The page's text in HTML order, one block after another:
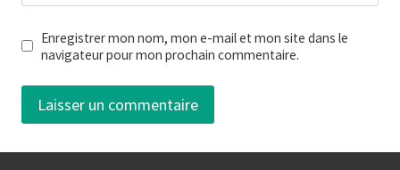
Enregistrer mon nom, mon e-mail et mon site dans le
navigateur pour mon prochain commentaire.